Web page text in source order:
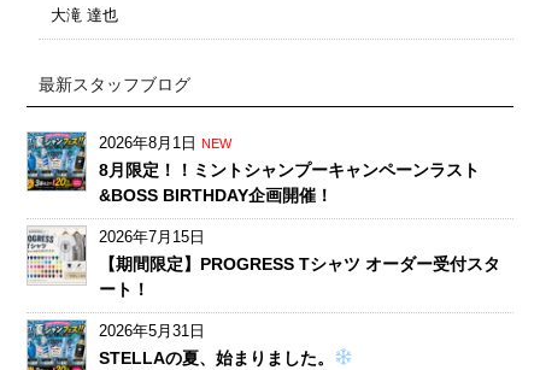
大滝 達也
最新スタッフブログ
2026年8月1日 NEW
8月限定！！ミントシャンプーキャンペーンラスト
&BOSS BIRTHDAY企画開催！
2026年7月15日
【期間限定】PROGRESS Tシャツ オーダー受付スタ
ート！
2026年5月31日
STELLAの夏、始まりました。